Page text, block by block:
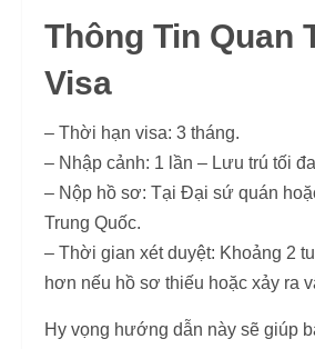
Thông Tin Quan
Visa
– Thời hạn visa: 3 tháng.
– Nhập cảnh: 1 lần – Lưu trú tối
– Nộp hồ sơ: Tại Đại sứ quán
Trung Quốc.
– Thời gian xét duyệt: Khoảng 2
hơn nếu hồ sơ thiếu hoặc xảy ra
Hy vọng hướng dẫn này sẽ giúp